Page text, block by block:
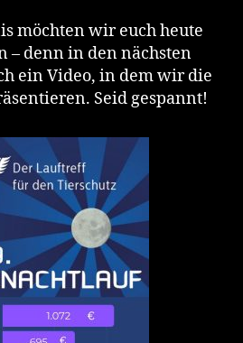
möchten wir euch heute
– denn in den nächsten
ein Video, in dem wir die
Seid gespannt!